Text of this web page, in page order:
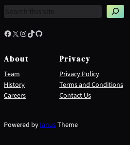
Facebook X Instagram TikTok GitHub
About
Team
History
Careers
Privacy
Privacy Policy
Terms and Conditions
Contact Us
Powered by IanusTheme